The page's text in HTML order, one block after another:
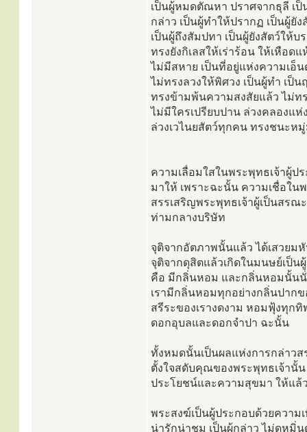
เป็นผู้หมดตัณหา ปราศจากธุลี เป็
กล่าว เป็นผู้ทำให้ปรากฏ เป็นผู้ยั
เป็นผู้ถึงสัมปทา เป็นผู้ยังสัตว์ให้บ
ทรงยังกิเลสให้เร่าร้อน ให้เหือด
ไม่มีสหาย เป็นที่อยู่แห่งความเอ็
ไม่ทรงลวงให้พิศวง เป็นผู้ทำ เป็น
ทรงข้ามพ้นความสงสัยแล้ว ไม่
ไม่มีใครเปรียบปาน ล่วงคลองแ
ล่วงเวไนยสัตว์ทุกคน ทรงชนะห
ความเลื่อมใสในพระพุทธเจ้าผู้
มาให้ เพราะฉะนั้น ความเชื่อใน
สรรเสริญพระพุทธเจ้าผู้เป็นสร
ท่ามกลางบริษัท
จุติจากอัตภาพนั้นแล้ว ได้เสวยม
จุติจากดุสิตแล้วเกิดในมนษย์เป็
คือ มีกลิ่นหอม และกลิ่นหอมนั้นนั่
เรามีกลิ่นหอมทุกอย่างกลิ่นปากข
สรีระของเรางดงาม หอมฟุ้งทุก
ดอกอุบลและดอกจำปา ฉะนั้น
ทั้งหมดนั้นเป็นผลแห่งการกล่าว
ตั้งใจสดับคุณของพระพุทธเจ้านั้น
ประโยชน์และความสุขมา ให้แล้
พระสงฆ์เป็นผู้ประกอบด้วยความ
น่ารักน่าชม เป็นผู้กล่าว ไม่ดูหมิ่